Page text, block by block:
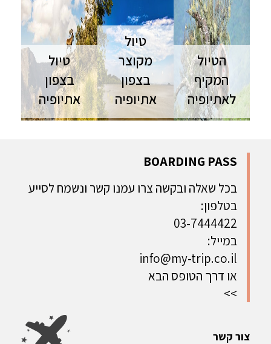
הטיול
המקיף
לאתיופיה
הטיול המקיף
והמפלים
המרהיבים,
הארמונות
והכנסיות,
השמורות
הפראיות
ובעלי החיים
האנדמיים,
השווקים
הצבעוניים
והשבטים
המרתקים |
טיול
מקוצר
בצפון
אתיופיה
טיול
פרטי הנופים
המרהיבים,
הכנסיות
והארמונות
טיול
בצפון
אתיופיה
טיול בצפון
השמורות
הפראיות,
צור קשר
BOARDING PASS
בכל שאלה ובקשה צרו עמנו קשר ונשמח לסייע
בטלפון:
03-7444422
במייל:
info@my-trip.co.il
או דרך הטופס הבא
>>